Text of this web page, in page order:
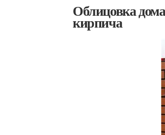
Облицовка
кирпича